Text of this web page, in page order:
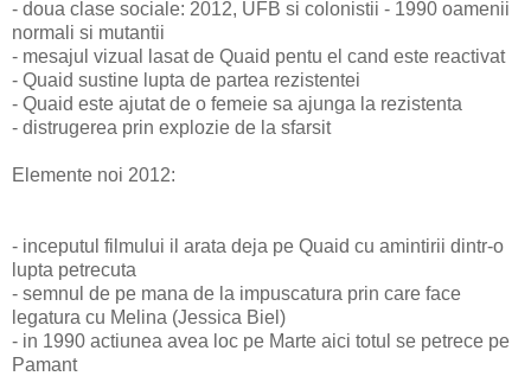
- doua clase sociale: 2012, UFB si colonistii - 1990 oamenii
normali si mutantii
- mesajul vizual lasat de Quaid pentu el cand este reactivat
- Quaid sustine lupta de partea rezistentei
- Quaid este ajutat de o femeie sa ajunga la rezistenta
- distrugerea prin explozie de la sfarsit
Elemente noi 2012:
- inceputul filmului il arata deja pe Quaid cu amintirii dintr-o
lupta petrecuta
- semnul de pe mana de la impuscatura prin care face
legatura cu Melina (Jessica Biel)
- in 1990 actiunea avea loc pe Marte aici totul se petrece pe
Pamant